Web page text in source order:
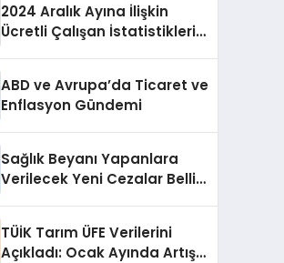
2024 Aralık Ayına İlişkin
Ücretli Çalışan İstatistikleri
ABD ve Avrupa’da Ticaret ve
Enflasyon Gündemi
Sağlık Beyanı Yapanlara
Verilecek Yeni Cezalar Belli
TÜİK Tarım ÜFE Verilerini
Açıkladı: Ocak Ayında Artış